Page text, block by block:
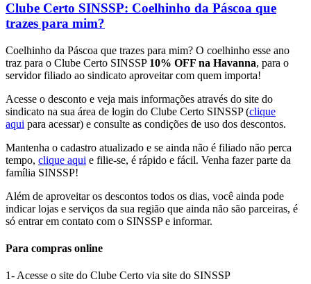
Clube Certo SINSSP: Coelhinho da Páscoa que
trazes para mim?
Coelhinho da Páscoa que trazes para mim? O coelhinho esse ano
traz para o Clube Certo SINSSP 10% OFF na Havanna, para o
servidor filiado ao sindicato aproveitar com quem importa!
Acesse o desconto e veja mais informações através do site do
sindicato na sua área de login do Clube Certo SINSSP (clique
aqui para acessar) e consulte as condições de uso dos descontos.
Mantenha o cadastro atualizado e se ainda não é filiado não perca
tempo, clique aqui e filie-se, é rápido e fácil. Venha fazer parte da
família SINSSP!
Além de aproveitar os descontos todos os dias, você ainda pode
indicar lojas e serviços da sua região que ainda não são parceiras, é
só entrar em contato com o SINSSP e informar.
Para compras online
1- Acesse o site do Clube Certo via site do SINSSP